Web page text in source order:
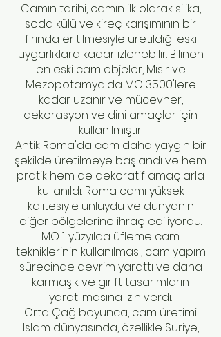
Camın tarihi, camın ilk olarak silika,
soda külü ve kireç karışımının bir
fırında eritilmesiyle üretildiği eski
uygarlıklara kadar izlenebilir. Bilinen
en eski cam objeler, Mısır ve
Mezopotamya'da MÖ 3500'lere
kadar uzanır ve mücevher,
dekorasyon ve dini amaçlar için
kullanılmıştır.
Antik Roma'da cam daha yaygın bir
şekilde üretilmeye başlandı ve hem
pratik hem de dekoratif amaçlarla
kullanıldı. Roma camı yüksek
kalitesiyle ünlüydü ve dünyanın
diğer bölgelerine ihraç ediliyordu.
MÖ 1. yüzyılda üfleme cam
tekniklerinin kullanılması, cam yapım
sürecinde devrim yarattı ve daha
karmaşık ve girift tasarımların
yaratılmasına izin verdi.
Orta Çağ boyunca, cam üretimi
İslam dünyasında, özellikle Suriye,